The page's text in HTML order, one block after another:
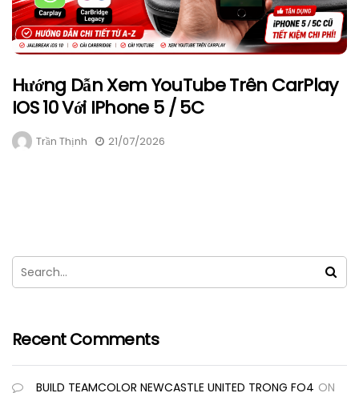
Hướng Dẫn Xem YouTube Trên CarPlay
IOS 10 Với IPhone 5 / 5C
Trần Thịnh 21/07/2026
Recent Comments
BUILD TEAMCOLOR NEWCASTLE UNITED TRONG FO4 ON